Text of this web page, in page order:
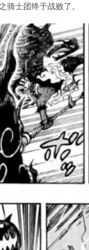
骑士团终于战败了。